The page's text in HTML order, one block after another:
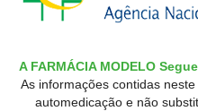
A FARMÁCIA MODELO
As informações contidas
automedicação e não